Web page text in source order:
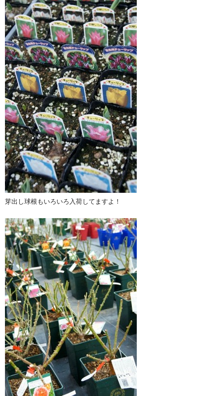
芽出し球根もいろいろ入荷してますよ！